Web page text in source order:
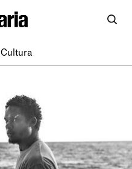
Cultura